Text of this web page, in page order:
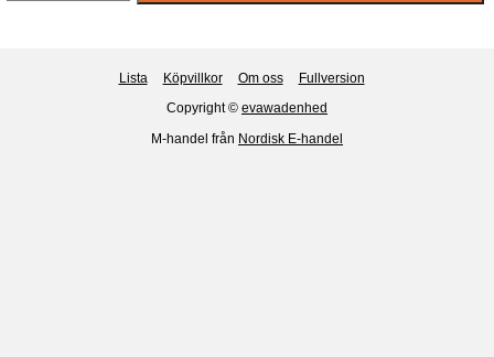
Lista Köpvillkor Om oss
Fullversion
Copyright © evawadenhed
M-handel från Nordisk E-handel